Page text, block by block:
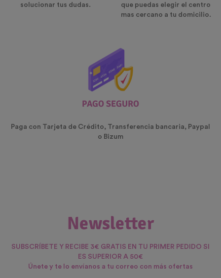
solucionar tus dudas.
que puedas elegir el centro
mas cercano a tu domicilio.
PAGO SEGURO
Paga con Tarjeta de Crédito, Transferencia bancaria, Paypal
o Bizum
Newsletter
SUBSCRÍBETE Y RECIBE 3€ GRATIS EN TU PRIMER PEDIDO SI
ES SUPERIOR A 50€
Únete y te lo envíanos a tu correo con más ofertas